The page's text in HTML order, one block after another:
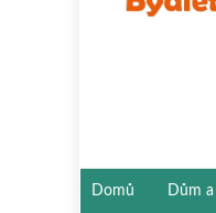
Přeskočit
Domů Dům a